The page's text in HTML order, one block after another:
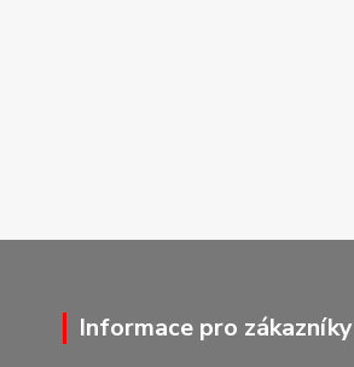
Informace pro zákazníky